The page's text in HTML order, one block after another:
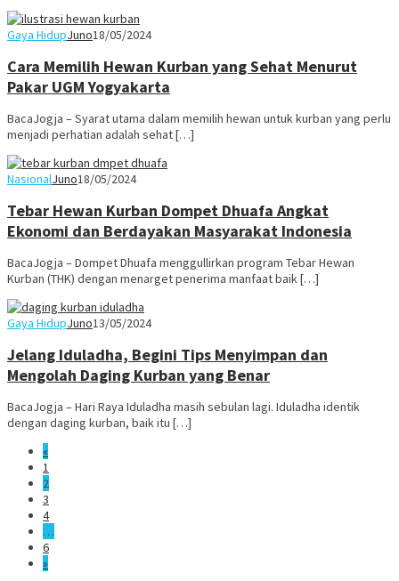
Gaya HidupJuno18/05/2024
Cara Memilih Hewan Kurban yang Sehat Menurut
Pakar UGM Yogyakarta
BacaJogja – Syarat utama dalam memilih hewan untuk kurban yang perlu
menjadi perhatian adalah sehat […]
NasionalJuno18/05/2024
Tebar Hewan Kurban Dompet Dhuafa Angkat
Ekonomi dan Berdayakan Masyarakat Indonesia
BacaJogja – Dompet Dhuafa menggullirkan program Tebar Hewan
Kurban (THK) dengan menarget penerima manfaat baik […]
Gaya HidupJuno13/05/2024
Jelang Iduladha, Begini Tips Menyimpan dan
Mengolah Daging Kurban yang Benar
BacaJogja – Hari Raya Iduladha masih sebulan lagi. Iduladha identik
dengan daging kurban, baik itu […]
«
1
2
3
4
…
6
»